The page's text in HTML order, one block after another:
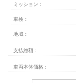
ミッション：
車検：
地域：
支払総額：
車両本体価格：